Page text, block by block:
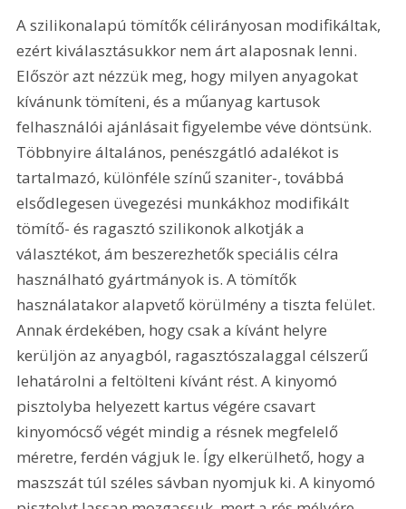
A szilikonalapú tömítők célirányosan modifikáltak,
ezért kiválasztásukkor nem árt alaposnak lenni.
Először azt nézzük meg, hogy milyen anyagokat
kívánunk tömíteni, és a műanyag kartusok
felhasználói ajánlásait figyelembe véve döntsünk.
Többnyire általános, penészgátló adalékot is
tartalmazó, különféle színű szaniter-, továbbá
elsődlegesen üvegezési munkákhoz modifikált
tömítő- és ragasztó szilikonok alkotják a
választékot, ám beszerezhetők speciális célra
használható gyártmányok is. A tömítők
használatakor alapvető körülmény a tiszta felület.
Annak érdekében, hogy csak a kívánt helyre
kerüljön az anyagból, ragasztószalaggal célszerű
lehatárolni a feltölteni kívánt rést. A kinyomó
pisztolyba helyezett kartus végére csavart
kinyomócső végét mindig a résnek megfelelő
méretre, ferdén vágjuk le. Így elkerülhető, hogy a
maszszát túl széles sávban nyomjuk ki. A kinyomó